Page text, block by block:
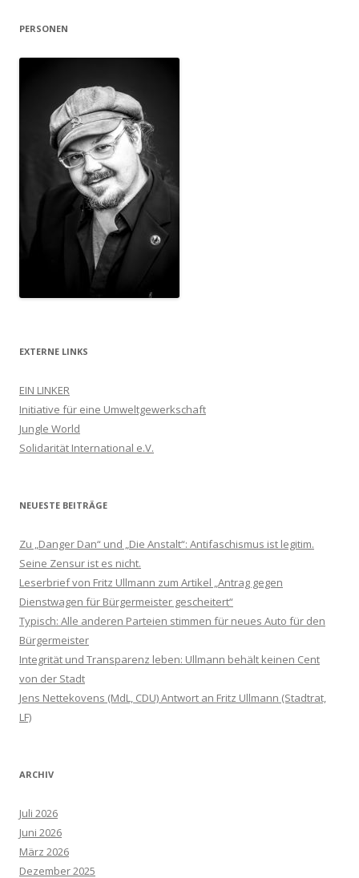
PERSONEN
EXTERNE LINKS
EIN LINKER
Initiative für eine Umweltgewerkschaft
Jungle World
Solidarität International e.V.
NEUESTE BEITRÄGE
Zu „Danger Dan“ und „Die Anstalt“: Antifaschismus ist legitim.
Seine Zensur ist es nicht.
Leserbrief von Fritz Ullmann zum Artikel „Antrag gegen
Dienstwagen für Bürgermeister gescheitert“
Typisch: Alle anderen Parteien stimmen für neues Auto für den
Bürgermeister
Integrität und Transparenz leben: Ullmann behält keinen Cent
von der Stadt
Jens Nettekovens (MdL, CDU) Antwort an Fritz Ullmann (Stadtrat,
LF)
ARCHIV
Juli 2026
Juni 2026
März 2026
Dezember 2025